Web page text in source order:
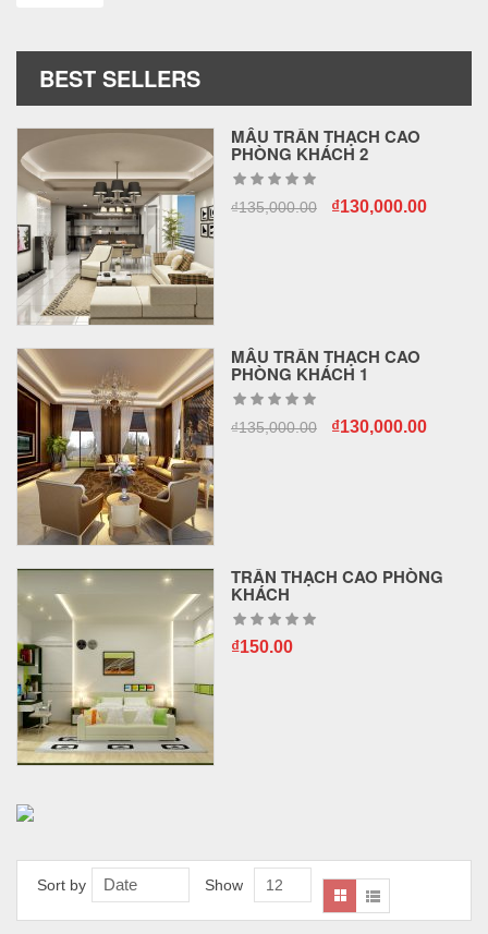
BEST SELLERS
MẪU TRẦN THẠCH CAO
PHÒNG KHÁCH 2
₫135,000.00 ₫130,000.00
MẪU TRẦN THẠCH CAO
PHÒNG KHÁCH 1
₫135,000.00 ₫130,000.00
TRẦN THẠCH CAO PHÒNG
KHÁCH
₫150.00
Sort by Date Show 12